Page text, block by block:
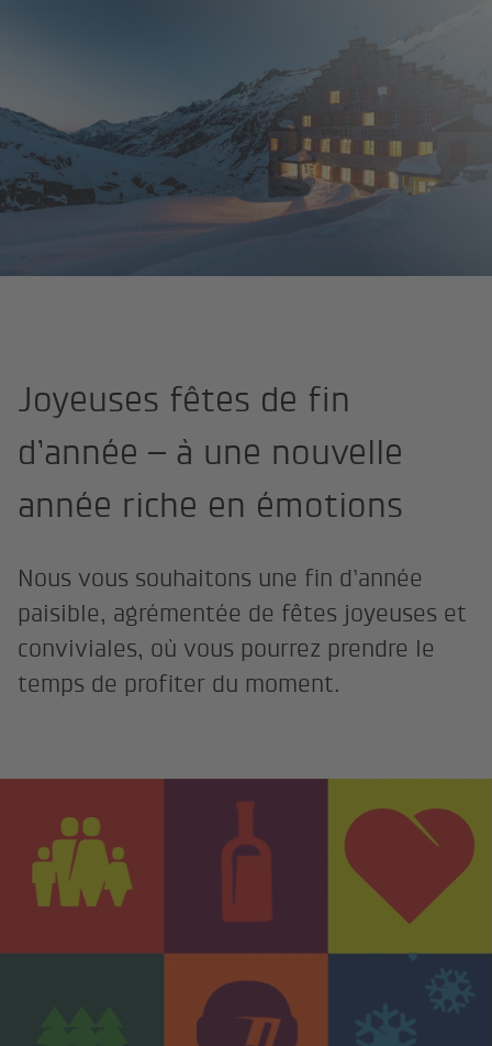
Joyeuses fêtes de fin
d’année – à une nouvelle
année riche en émotions
Nous vous souhaitons une fin d’année
paisible, agrémentée de fêtes joyeuses et
conviviales, où vous pourrez prendre le
temps de profiter du moment.